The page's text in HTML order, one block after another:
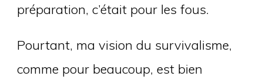
préparation, c’était pour les fous.
Pourtant, ma vision du survivalisme,
comme pour beaucoup, est bien